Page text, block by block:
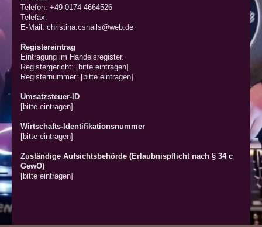
Telefon: +49 0174 4664526
Telefax:
E-Mail: christina.csnails@web.de
Registereintrag
Eintragung im Handelsregister.
Registergericht: [bitte eintragen]
Registernummer: [bitte eintragen]
Umsatzsteuer-ID
[bitte eintragen]
Wirtschafts-Identifikationsnummer
[bitte eintragen]
Zuständige Aufsichtsbehörde (Erlaubnispflicht nach § 34 c
GewO)
[bitte eintragen]